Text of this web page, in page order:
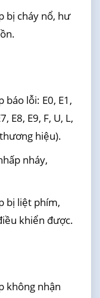
bị cháy nổ, hư
báo lỗi: E0, E1,
E8, E9, F, U, L,
hiệu).
nháy,
bị liệt phím,
khiển được.
không nhận